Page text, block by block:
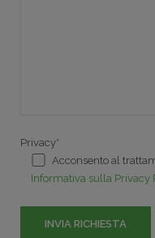
Privacy*
Acconsento al
Informativa sulla Privacy